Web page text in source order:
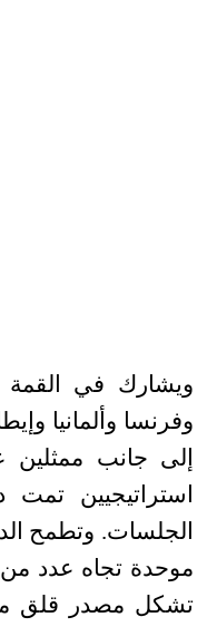
ويشارك في القمة
وفرنسا وألمانيا
إلى جانب
استراتيجيين
الجلسات. وتطمح
موحدة تجاه عدد
تشكل مصدر قلق